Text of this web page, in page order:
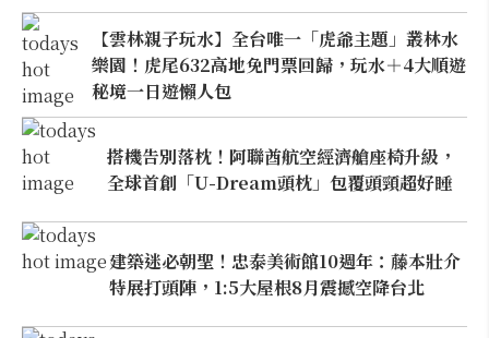
【雲林親子玩水】全台唯一「虎爺主題」叢林水
樂園！虎尾632高地免門票回歸，玩水＋4大順遊
秘境一日遊懶人包
搭機告別落枕！阿聯酋航空經濟艙座椅升級，
全球首創「U-Dream頭枕」包覆頭頸超好睡
建築迷必朝聖！忠泰美術館10週年：藤本壯介
特展打頭陣，1:5大屋根8月震撼空降台北